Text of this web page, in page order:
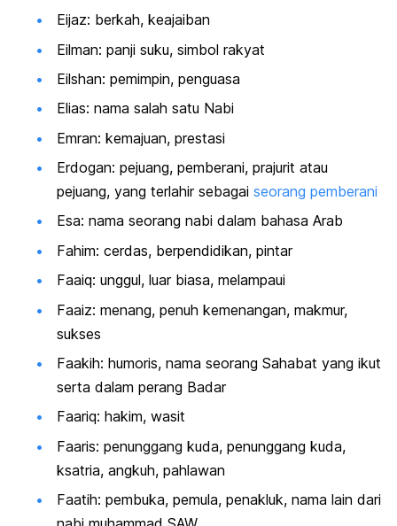
Eijaz: berkah, keajaiban
Eilman: panji suku, simbol rakyat
Eilshan: pemimpin, penguasa
Elias: nama salah satu Nabi
Emran: kemajuan, prestasi
Erdogan: pejuang, pemberani, prajurit atau
pejuang, yang terlahir sebagai seorang pemberani
Esa: nama seorang nabi dalam bahasa Arab
Fahim: cerdas, berpendidikan, pintar
Faaiq: unggul, luar biasa, melampaui
Faaiz: menang, penuh kemenangan, makmur,
sukses
Faakih: humoris, nama seorang Sahabat yang ikut
serta dalam perang Badar
Faariq: hakim, wasit
Faaris: penunggang kuda, penunggang kuda,
ksatria, angkuh, pahlawan
Faatih: pembuka, pemula, penakluk, nama lain dari